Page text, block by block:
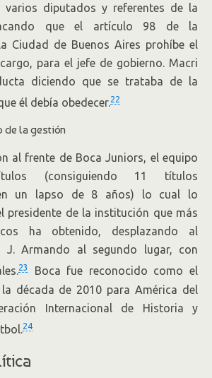
diputados y referentes de la
que el artículo 98 de la
Ciudad de Buenos Aires prohíbe el
para el jefe de gobierno. Macri
diciendo que se trataba de la
él debía obedecer.22
de la gestión
al frente de Boca Juniors, el equipo
(consiguiendo 11 títulos
un lapso de 8 años) lo cual lo
presidente de la institución que más
ha obtenido, desplazando al
J. Armando al segundo lugar, con
23
Boca fue reconocido como el
década de 2010 para América del
Internacional de Historia y
24